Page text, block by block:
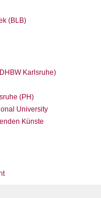
(BLB)
Karlsruhe)
(PH)
University
Künste